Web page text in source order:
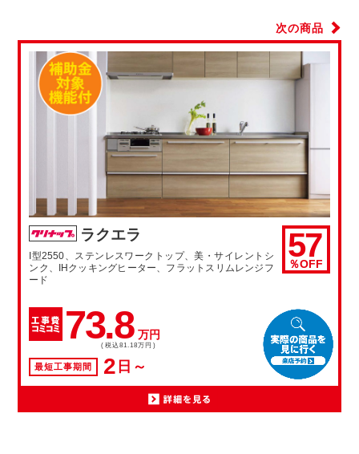
57
％OFF
ラクエラ
I型2550、ステンレスワークトップ、美・サイレントシ
ンク、IHクッキングヒーター、フラットスリムレンジフ
ード
73.8 万円
(税込81.18万円)
最短工事期間 2 日～